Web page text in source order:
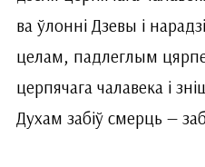
ва ўлонні Дзевы і
целам, падлеглым
церпячага чалавека і
Духам забіў смерць —